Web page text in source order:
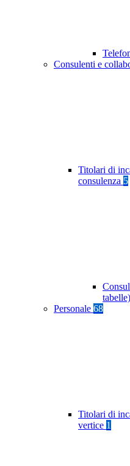
Consulenti e
Titolari di
consulenza 5
tabelle)
Personale 68
Titolari di
vertice 1